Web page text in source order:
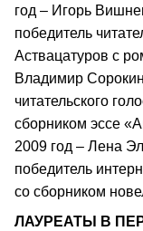
год – Игорь
победитель
Аствацатуров с
Владимир
читательского
сборником эссе
2009 год – Лена
победитель
со сборником
ЛАУРЕАТЫ В